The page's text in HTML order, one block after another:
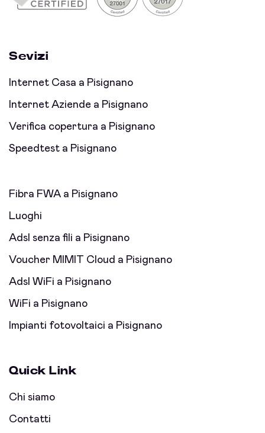
Sevizi
Internet Casa a Pisignano
Internet Aziende a Pisignano
Verifica copertura a Pisignano
Speedtest a Pisignano
Fibra FWA a Pisignano
Luoghi
Adsl senza fili a Pisignano
Voucher MIMIT Cloud a Pisignano
Adsl WiFi a Pisignano
WiFi a Pisignano
Impianti fotovoltaici a Pisignano
Quick Link
Chi siamo
Contatti